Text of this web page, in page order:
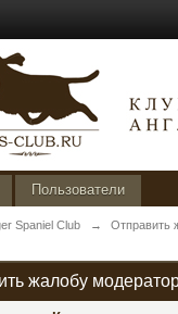
Пользователи
Spaniel Club → Отправить
жалобу